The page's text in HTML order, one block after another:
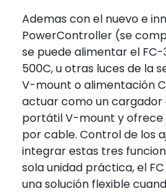
Ademas con el nuevo e
PowerController (se
se puede alimentar el
500C, u otras luces de la
V-mount o alimentación
actuar como un
portátil V-mount y
por cable. Control de los
integrar estas tres
sola unidad práctica, el
una solución flexible